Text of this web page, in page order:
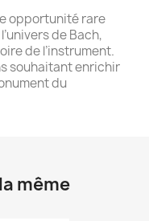
opportunité rare
de Bach,
de l’instrument.
souhaitant enrichir
du
même